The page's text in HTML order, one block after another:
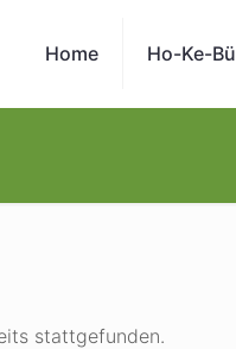
Home Ho-Ke-Bü
stattgefunden.